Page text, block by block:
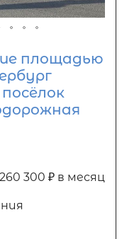
площадью
300 ₽ в месяц